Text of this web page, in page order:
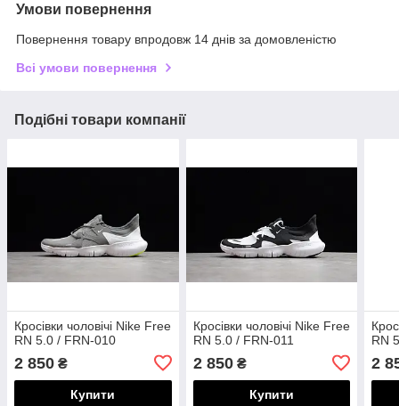
Умови повернення
Повернення товару впродовж 14 днів за домовленістю
Всі умови повернення
Подібні товари компанії
Кросівки чоловічі Nike Free
RN 5.0 / FRN-010
2 850 ₴
Купити
Кросівки чоловічі Nike Free
RN 5.0 / FRN-011
2 850₴
Купити
RN
2